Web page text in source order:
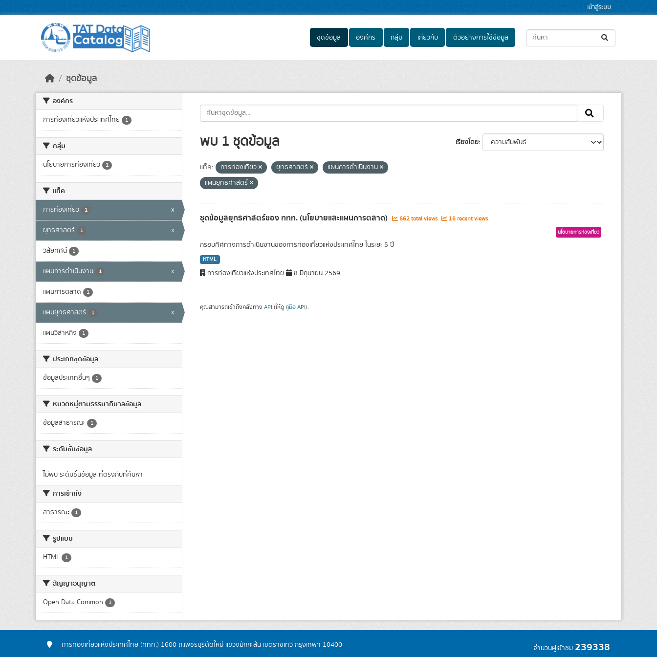
เข้าสู่ระบบ
ชุดข้อมูล องค์กร กลุ่ม เกี่ยวกับ ตัวอย่างการใช้ข้อมูล
ชุดข้อมูล
องค์กร
การท่องเที่ยวแห่งประเทศไทย 1
กลุ่ม
นโยบายการท่องเที่ยว 1
แท็ค
การท่องเที่ยว 1 x
ยุทธศาสตร์ 1 x
วิสัยทัศน์ 1
แผนการดำเนินงาน 1 x
แผนการตลาด 1
แผนยุทธศาสตร์ 1 x
แผนวิสาหกิจ 1
ประเภทชุดข้อมูล
ข้อมูลประเภทอื่นๆ 1
หมวดหมู่ตามธรรมาภิบาลข้อมูล
ข้อมูลสาธารณะ 1
ระดับชั้นข้อมูล
ไม่พบ ระดับชั้นข้อมูล ที่ตรงกับที่ค้นหา
การเข้าถึง
สาธารณะ 1
รูปแบบ
HTML 1
สัญญาอนุญาต
Open Data Common 1
เรียงโดย
พบ 1 ชุดข้อมูล
แท็ค: การท่องเที่ยว ยุทธศาสตร์
แผนการดำเนินงาน
แผนยุทธศาสตร์
ชุดข้อมูลยุทธศาสตร์ของ ททท. (นโยบายและแผนการตลาด) 662 total views 16 recent views
นโยบายการท่องเที่ยว
กรอบทิศทางการดำเนินงานของการท่องเที่ยวแห่งประเทศไทย ในระยะ 5 ปี
HTML
การท่องเที่ยวแห่งประเทศไทย 8 มิถุนายน 2569
คุณสามารถเข้าถึงคลังทาง API (ให้ดู คู่มือ API).
การท่องเที่ยวแห่งประเทศไทย (ททท.) 1600 ถ.เพชรบุรีตัดใหม่ แขวงมักกะสัน เขตราชเทวี กรุงเทพฯ 10400 จำนวนผู้เข้าชม 239338